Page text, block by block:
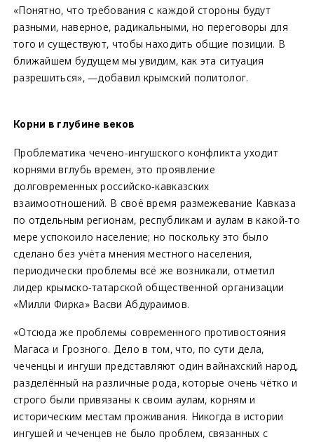
«Понятно, что требования с каждой стороны будут
разными, наверное, радикальными, но переговоры для
того и существуют, чтобы находить общие позиции. В
ближайшем будущем мы увидим, как эта ситуация
разрешиться», —добавил крымский политолог.
Корни в глубине веков
Проблематика чечено-ингушского конфликта уходит
корнями вглубь времен, это проявление
долговременных российско-кавказских
взаимоотношений. В своё время размежевание Кавказа
по отдельным регионам, республикам и аулам в какой-то
мере успокоило население; но поскольку это было
сделано без учёта мнения местного населения,
периодически проблемы всё же возникали, отметил
лидер крымско-татарской общественной организации
«Милли Фирка» Васви Абдураимов.
«Отсюда же проблемы современного противостояния
Магаса и Грозного. Дело в том, что, по сути дела,
чеченцы и ингуши представляют один вайнахский народ,
разделённый на различные рода, которые очень чётко и
строго были привязаны к своим аулам, корням и
историческим местам проживания. Никогда в истории
ингушей и чеченцев не было проблем, связанных с